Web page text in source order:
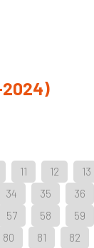
2024)
11 12 13
34 35 36
57 58 59
80 81 82